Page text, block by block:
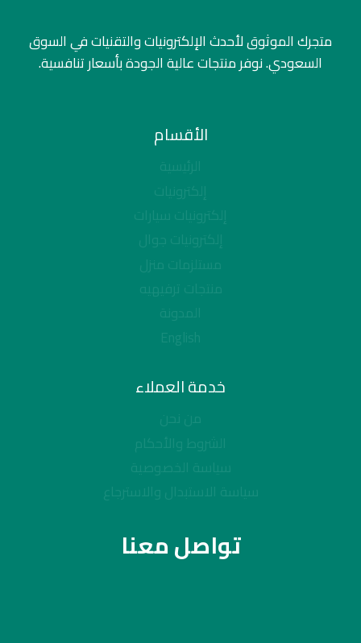
متجرك الموثوق لأحدث الإلكترونيات والتقنيات في السوق
السعودي. نوفر منتجات عالية الجودة بأسعار تنافسية.
الأقسام
الرئيسية
إلكترونيات
إلكترونيات سيارات
إلكترونيات جوال
مستلزمات منزل
منتجات ترفيهيه
المدونة
English
خدمة العملاء
من نحن
الشروط والأحكام
سياسة الخصوصية
سياسة الاستبدال والاسترجاع
تواصل معنا